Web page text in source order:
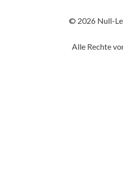
© 2026 Null-
Alle Rechte